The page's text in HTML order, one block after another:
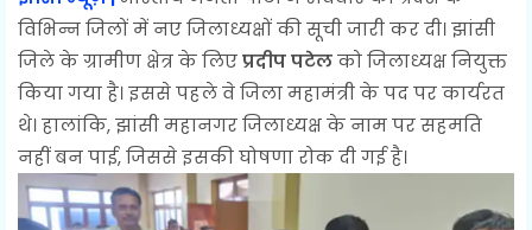
विभिन्न जिलों में नए जिलाध्यक्षों की सूची जारी कर दी। झांसी
जिले के ग्रामीण क्षेत्र के लिएप्रदीप पटेलको जिलाध्यक्ष नियुक्त
किया गया है। इससे पहले वे जिला महामंत्री के पद पर कार्यरत
थे। हालांकि, झांसी महानगर जिलाध्यक्ष के नाम पर सहमति
नहीं बन पाई, जिससे इसकी घोषणा रोक दी गई है।